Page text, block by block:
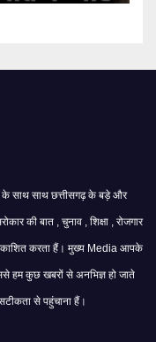
साथ साथ छत्तीसगढ़ के बड़े और
की बात , चुनाव , शिक्षा , रोजगार
करता हैं। मुख्य Media आपके
हम कुछ खबरों से अनभिज्ञ हो जाते
से पहुंचाना हैं।